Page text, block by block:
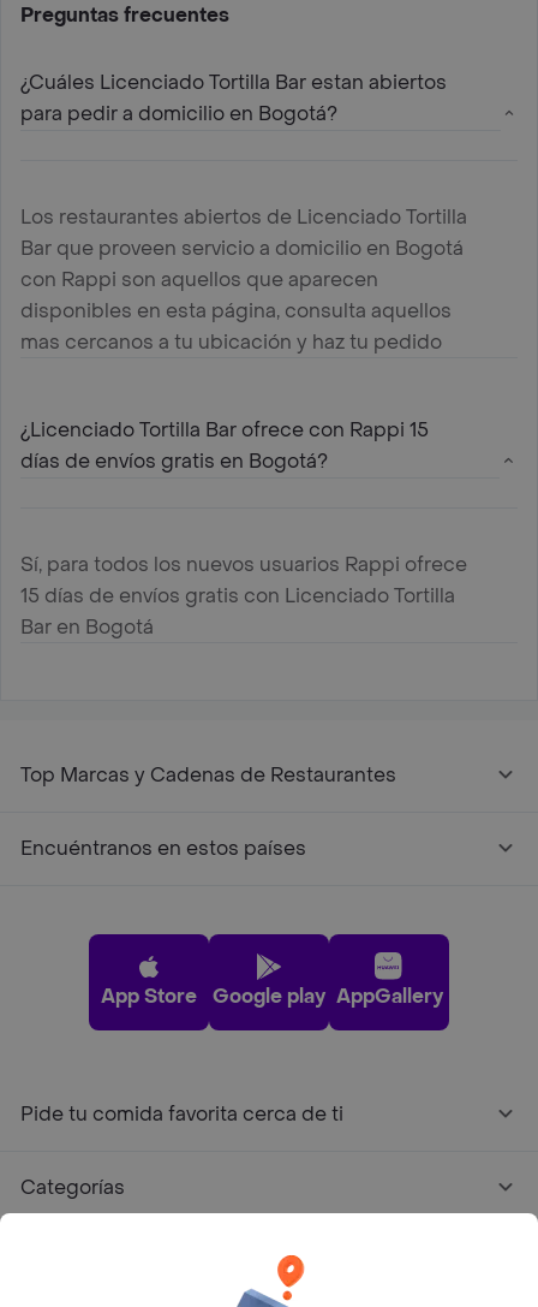
Preguntas frecuentes
¿Cuáles Licenciado Tortilla Bar estan abiertos
para pedir a domicilio en Bogotá?
Los restaurantes abiertos de Licenciado Tortilla
Bar que proveen servicio a domicilio en Bogotá
con Rappi son aquellos que aparecen
disponibles en esta página, consulta aquellos
mas cercanos a tu ubicación y haz tu pedido
¿Licenciado Tortilla Bar ofrece con Rappi 15
días de envíos gratis en Bogotá?
Sí, para todos los nuevos usuarios Rappi ofrece
15 días de envíos gratis con Licenciado Tortilla
Bar en Bogotá
Top Marcas y Cadenas de Restaurantes
Encuéntranos en estos países
App Store Google play AppGallery
Pide tu comida favorita cerca de ti
Categorías